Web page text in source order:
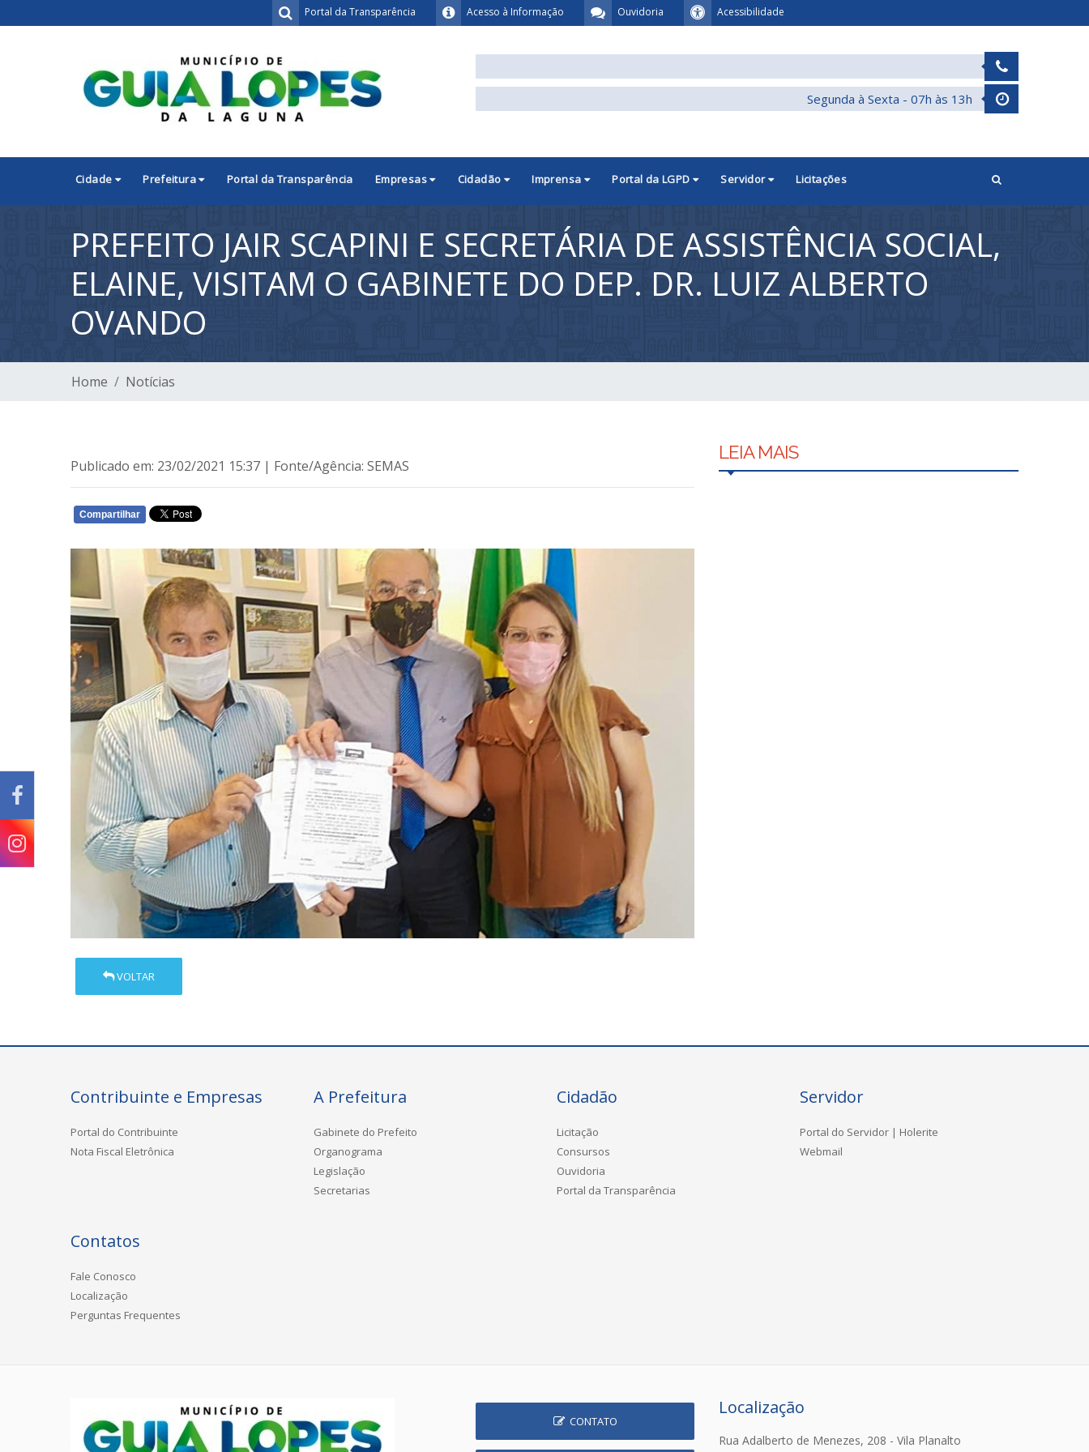
Acessibilidade
Ouvidoria
Acesso à Informação
Portal da Transparência
Segunda à Sexta - 07h às 13h
Cidade Prefeitura Portal da Transparência Empresas Cidadão Imprensa Portal da LGPD Servidor Licitações
PREFEITO JAIR SCAPINI E SECRETÁRIA DE ASSISTÊNCIA SOCIAL,
ELAINE, VISITAM O GABINETE DO DEP. DR. LUIZ ALBERTO
OVANDO
Home Notícias
Publicado em: 23/02/2021 15:37 | Fonte/Agência: SEMAS
Compartilhar
VOLTAR
LEIA MAIS
Contribuinte e Empresas
Portal do Contribuinte
Nota Fiscal Eletrônica
A Prefeitura
Gabinete do Prefeito
Organograma
Legislação
Secretarias
Cidadão
Licitação
Consursos
Ouvidoria
Portal da Transparência
Servidor
Portal do Servidor | Holerite
Webmail
Contatos
Fale Conosco
Localização
Perguntas Frequentes
CONTATO
Localização
Rua Adalberto de Menezes, 208 - Vila Planalto